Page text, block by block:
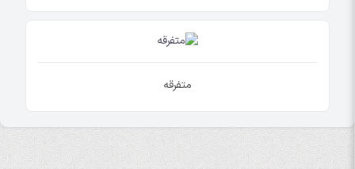
متفرقه